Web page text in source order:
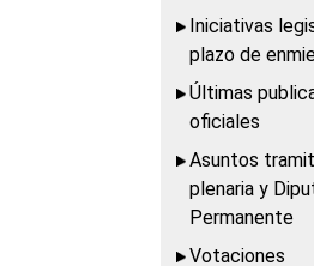
Iniciativas
plazo de
Últimas
oficiales
Asuntos
plenaria y
Permanente
Votaciones